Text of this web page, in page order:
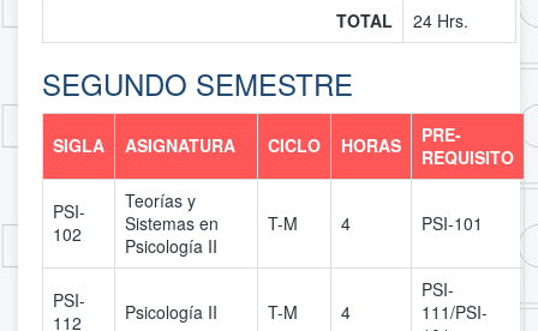
TOTAL 24 Hrs.
SEGUNDO SEMESTRE
SIGLA ASIGNATURA CICLO HORAS
PRE-
REQUISITO
PSI-
102
Teorías y
Sistemas en
Psicología II
T-M 4 PSI-101
PSI-
112
Psicología II T-M 4
PSI-
111/PSI-